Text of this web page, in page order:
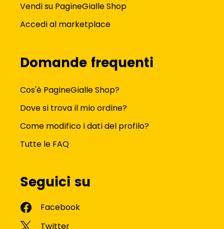
Vendi su PagineGialle Shop
Accedi al marketplace
Domande frequenti
Cos'è PagineGialle Shop?
Dove si trova il mio ordine?
Come modifico i dati del profilo?
Tutte le FAQ
Seguici su